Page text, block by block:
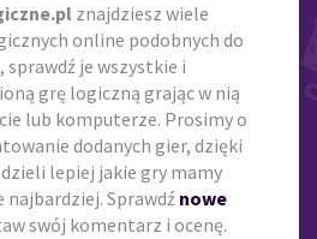
znajdziesz wiele
online podobnych do
, sprawdź je wszystkie i
grę logiczną grając w nią
lub komputerze. Prosimy o
dodanych gier, dzięki
lepiej jakie gry mamy
najbardziej. Sprawdź nowe
swój komentarz i ocenę.